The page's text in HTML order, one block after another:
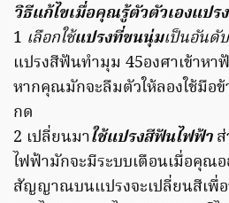
วิธีแก้ไขเมื่อคุณรู้ตัวตัวเองแปร
1 เลือกใช้แปรงที่ขนนุ่มเป็นอันดั
แปรงสีฟันทำมุม 45องศาเข้าหา
หากคุณมักจะลืมตัวให้ลองใช้มือ
กด
2 เปลี่ยนมาใช้แปรงสีฟันไฟฟ้าส่
ไฟฟ้ามักจะมีระบบเตือนเมื่อคุณ
สัญญาณบนแปรงจะเปลี่ยนสีเพื่